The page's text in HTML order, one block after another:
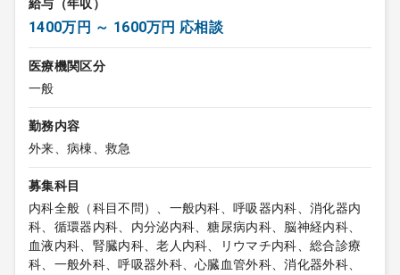
給与（年収）
1400万円 ～ 1600万円 応相談
医療機関区分
一般
勤務内容
外来、病棟、救急
募集科目
内科全般（科目不問）、一般内科、呼吸器内科、消化器内
科、循環器内科、内分泌内科、糖尿病内科、脳神経内科、
血液内科、腎臓内科、老人内科、リウマチ内科、総合診療
科、一般外科、呼吸器外科、心臓血管外科、消化器外科、